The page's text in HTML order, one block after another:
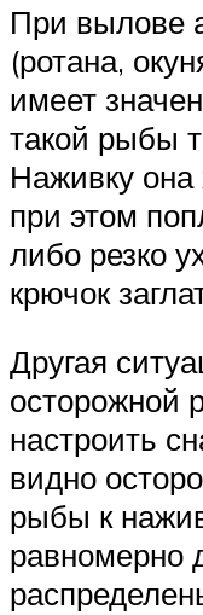
При вылове
(ротана,
имеет
такой рыбы
Наживку она
при этом
либо резко
крючок
Другая
осторожной
настроить
видно
рыбы к
равномерно